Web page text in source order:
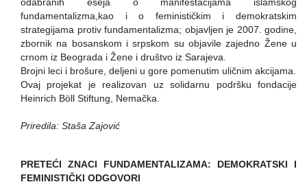
odabranih eseja o manifestacijama islamskog
fundamentalizma,kao i o feminističkim i demokratskim
strategijama protiv fundamentalizma; objavljen je 2007. godine,
zbornik na bosanskom i srpskom su objavile zajedno Žene u
crnom iz Beograda i Žene i društvo iz Sarajeva.
Brojni leci i brošure, deljeni u gore pomenutim uličnim akcijama.
Ovaj projekat je realizovan uz solidarnu podršku fondacije
Heinrich Böll Stiftung, Nemačka.
Priredila: Staša Zajović
PRETEĆI ZNACI FUNDAMENTALIZAMA: DEMOKRATSKI I
FEMINISTIČKI ODGOVORI